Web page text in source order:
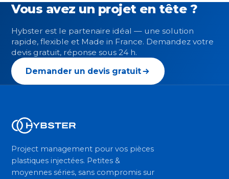
Vous avez un projet en tête ?
Hybster est le partenaire idéal — une solution
rapide, flexible et Made in France. Demandez votre
devis gratuit, réponse sous 24 h.
Demander un devis gratuit
Project management pour vos pièces
plastiques injectées. Petites &
moyennes séries, sans compromis sur